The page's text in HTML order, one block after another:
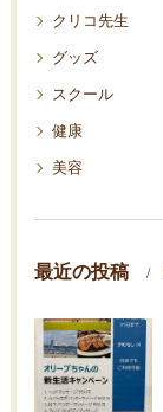
クリコ先生
グッズ
スクール
健康
美容
最近の投稿